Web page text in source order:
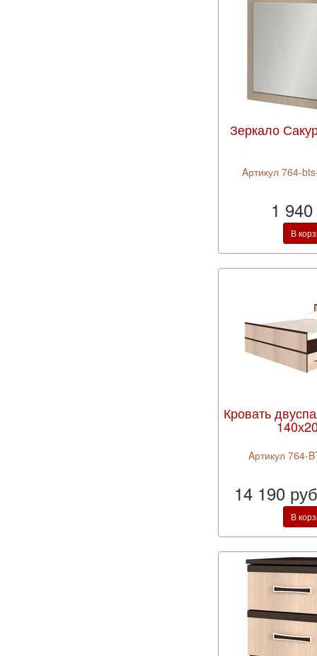
Зеркало
Aртикул 764-
1
В
Кровать
Aртикул 764-
14 190
В